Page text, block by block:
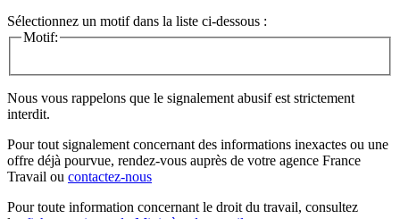
Sélectionnez un motif dans la liste ci-dessous :
Motif:
Nous vous rappelons que le signalement abusif est strictement
interdit.
Pour tout signalement concernant des informations inexactes ou une
offre déjà pourvue, rendez-vous auprès de votre agence France
Travail ou contactez-nous
Pour toute information concernant le droit du travail, consultez